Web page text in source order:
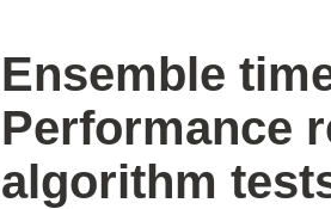
Ensemble
Performance
algorithm